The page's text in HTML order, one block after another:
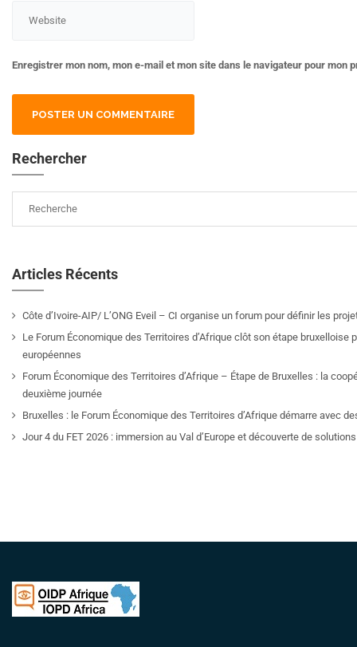
Enregistrer mon nom, mon e-mail et mon site dans le navigateur pour mon
Rechercher
Articles Récents
Côte d’Ivoire-AIP/ L’ONG Eveil – CI organise un forum pour définir les
Le Forum Économique des Territoires d’Afrique clôt son étape
européennes
Forum Économique des Territoires d’Afrique – Étape de Bruxelles : la
deuxième journée
Bruxelles : le Forum Économique des Territoires d’Afrique démarre avec
Jour 4 du FET 2026 : immersion au Val d’Europe et découverte de